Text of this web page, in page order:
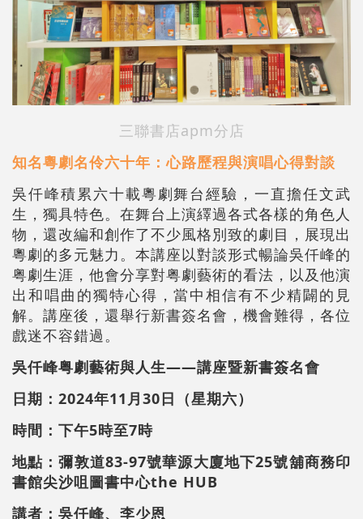
三聯書店apm分店
知名粵劇名伶六十年：心路歷程與演唱心得對談
吳仟峰積累六十載粵劇舞台經驗，一直擔任文武
生，獨具特色。在舞台上演繹過各式各樣的角色人
物，還改編和創作了不少風格別致的劇目，展現出
粵劇的多元魅力。本講座以對談形式暢論吳仟峰的
粤劇生涯，他會分享對粤劇藝術的看法，以及他演
出和唱曲的獨特心得，當中相信有不少精闢的見
解。講座後，還舉行新書簽名會，機會難得，各位
戲迷不容錯過。
吳仟峰粤劇藝術與人生——講座暨新書簽名會
日期：2024年11月30日（星期六）
時間：下午5時至7時
地點：彌敦道83-97號華源大廈地下25號舖商務印
書館尖沙咀圖書中心the HUB
講者：吳仟峰、李少恩